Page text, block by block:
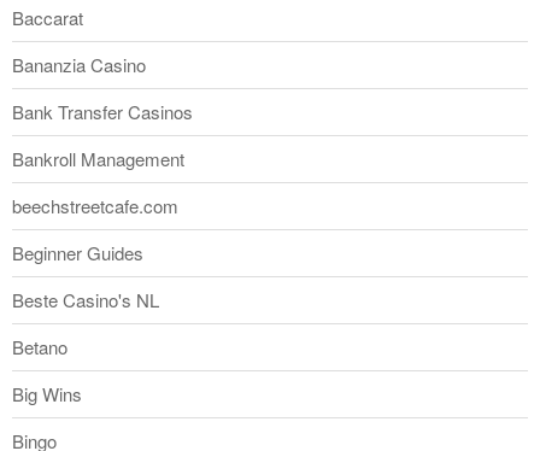
Baccarat
Bananzia Casino
Bank Transfer Casinos
Bankroll Management
beechstreetcafe.com
Beginner Guides
Beste Casino's NL
Betano
Big Wins
Bingo